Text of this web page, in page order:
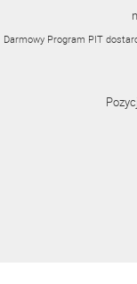
Darmowy Program PIT